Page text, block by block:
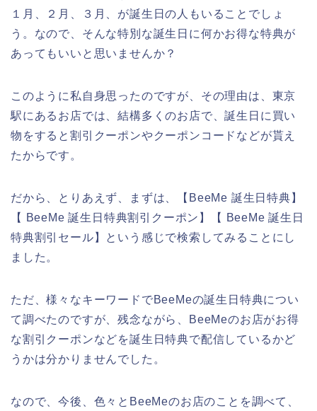
１月、２月、３月、が誕生日の人もいることでしょ
う。なので、そんな特別な誕生日に何かお得な特典が
あってもいいと思いませんか？
このように私自身思ったのですが、その理由は、東京
駅にあるお店では、結構多くのお店で、誕生日に買い
物をすると割引クーポンやクーポンコードなどが貰え
たからです。
だから、とりあえず、まずは、【BeeMe 誕生日特典】
【 BeeMe 誕生日特典割引クーポン】【 BeeMe 誕生日
特典割引セール】という感じで検索してみることにし
ました。
ただ、様々なキーワードでBeeMeの誕生日特典につい
て調べたのですが、残念ながら、BeeMeのお店がお得
な割引クーポンなどを誕生日特典で配信しているかど
うかは分かりませんでした。
なので、今後、色々とBeeMeのお店のことを調べて、